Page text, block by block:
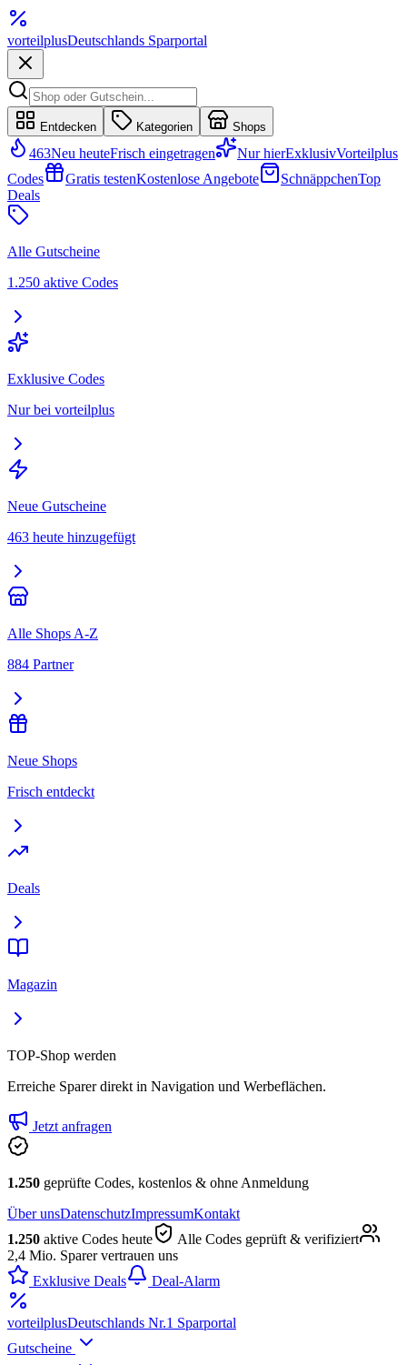
vorteilplusDeutschlands Sparportal
Entdecken Kategorien Shops
463Neu heuteFrisch eingetragen Nur hierExklusivVorteilplus
Codes
Gratis testenKostenlose Angebote SchnäppchenTop
Deals
Alle Gutscheine
1.250 aktive Codes
Exklusive Codes
Nur bei vorteilplus
Neue Gutscheine
463 heute hinzugefügt
Alle Shops A-Z
884 Partner
Neue Shops
Frisch entdeckt
Deals
Magazin
TOP-Shop werden
Erreiche Sparer direkt in Navigation und Werbeflächen.
Jetzt anfragen
1.250 geprüfte Codes, kostenlos & ohne Anmeldung
Über unsDatenschutzImpressumKontakt
1.250 aktive Codes heute
Alle Codes geprüft & verifiziert
2,4 Mio. Sparer vertrauen uns
Exklusive Deals
Deal-Alarm
vorteilplusDeutschlands Nr.1 Sparportal
Gutscheine